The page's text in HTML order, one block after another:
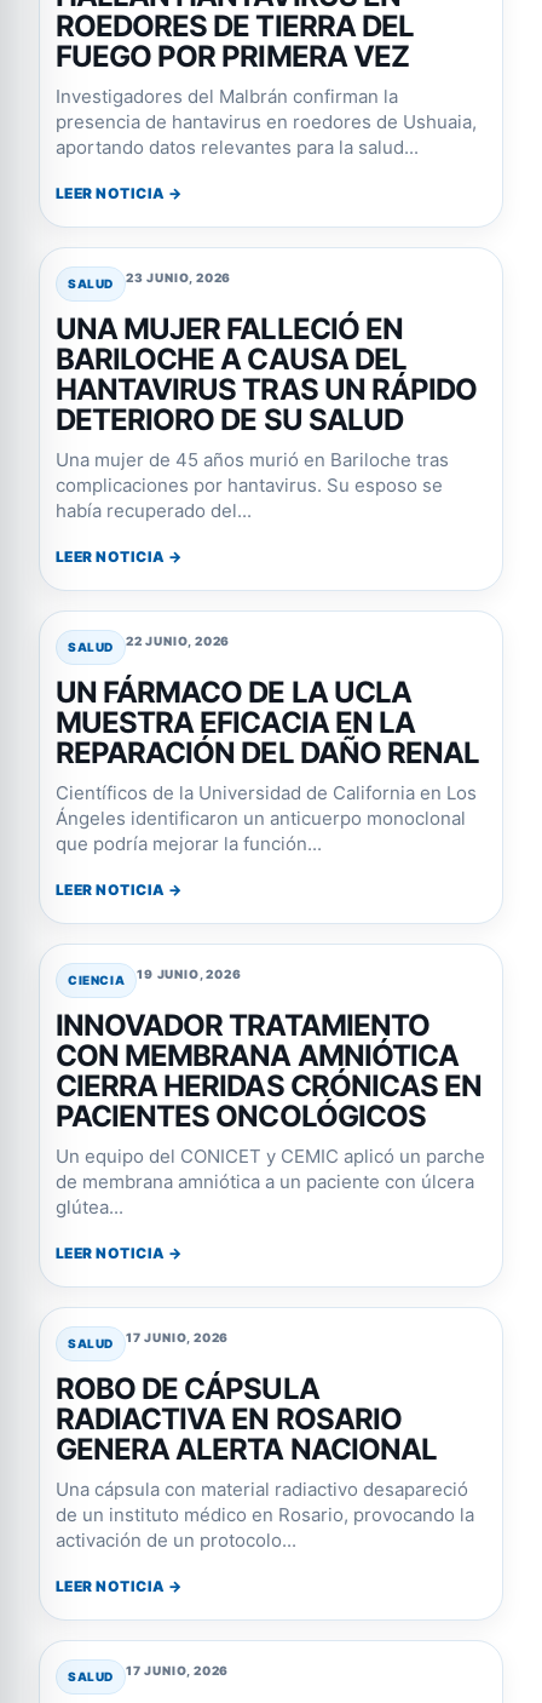
ROEDORES DE TIERRA DEL
FUEGO POR PRIMERA VEZ
Investigadores del Malbrán confirman la
presencia de hantavirus en roedores de Ushuaia,
aportando datos relevantes para la salud...
LEER NOTICIA →
SALUD 23 JUNIO, 2026
UNA MUJER FALLECIÓ EN
BARILOCHE A CAUSA DEL
HANTAVIRUS TRAS UN RÁPIDO
DETERIORO DE SU SALUD
Una mujer de 45 años murió en Bariloche tras
complicaciones por hantavirus. Su esposo se
había recuperado del...
LEER NOTICIA →
SALUD 22 JUNIO, 2026
UN FÁRMACO DE LA UCLA
MUESTRA EFICACIA EN LA
REPARACIÓN DEL DAÑO RENAL
Científicos de la Universidad de California en Los
Ángeles identificaron un anticuerpo monoclonal
que podría mejorar la función...
LEER NOTICIA →
CIENCIA 19 JUNIO, 2026
INNOVADOR TRATAMIENTO
CON MEMBRANA AMNIÓTICA
CIERRA HERIDAS CRÓNICAS EN
PACIENTES ONCOLÓGICOS
Un equipo del CONICET y CEMIC aplicó un parche
de membrana amniótica a un paciente con úlcera
glútea...
LEER NOTICIA →
SALUD 17 JUNIO, 2026
ROBO DE CÁPSULA
RADIACTIVA EN ROSARIO
GENERA ALERTA NACIONAL
Una cápsula con material radiactivo desapareció
de un instituto médico en Rosario, provocando la
activación de un protocolo...
LEER NOTICIA →
SALUD 17 JUNIO, 2026